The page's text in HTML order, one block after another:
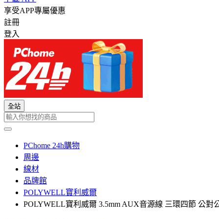
享受APP專屬優惠
註冊
登入
全站
PChome 24h購物
周邊
線材
品牌館
POLYWELL寶利威爾
POLYWELL寶利威爾 3.5mm AUX音源線 三環四節 公對